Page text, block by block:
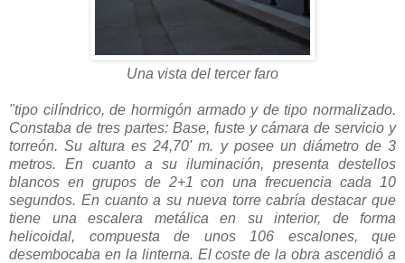
Una vista del tercer faro
"tipo cilíndrico, de hormigón armado y de tipo normalizado.
Constaba de tres partes: Base, fuste y cámara de servicio y
torreón. Su altura es 24,70' m. y posee un diámetro de 3
metros. En cuanto a su iluminación, presenta destellos
blancos en grupos de 2+1 con una frecuencia cada 10
segundos. En cuanto a su nueva torre cabría destacar que
tiene una escalera metálica en su interior, de forma
helicoidal, compuesta de unos 106 escalones, que
desembocaba en la linterna. El coste de la obra ascendió a